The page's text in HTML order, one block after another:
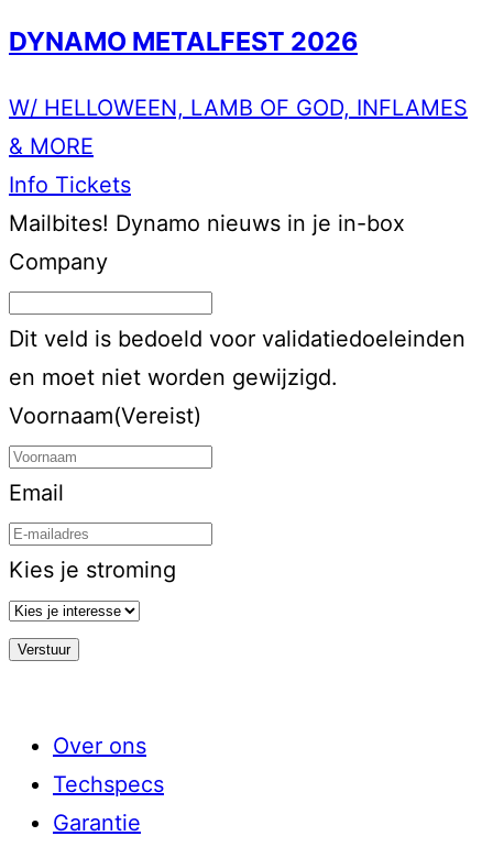
DYNAMO METALFEST 2026
W/ HELLOWEEN, LAMB OF GOD, INFLAMES
& MORE
Info Tickets
Mailbites! Dynamo nieuws in je in-box
Company
Dit veld is bedoeld voor validatiedoeleinden
en moet niet worden gewijzigd.
Voornaam(Vereist)
Email
Kies je stroming
Over ons
Techspecs
Garantie